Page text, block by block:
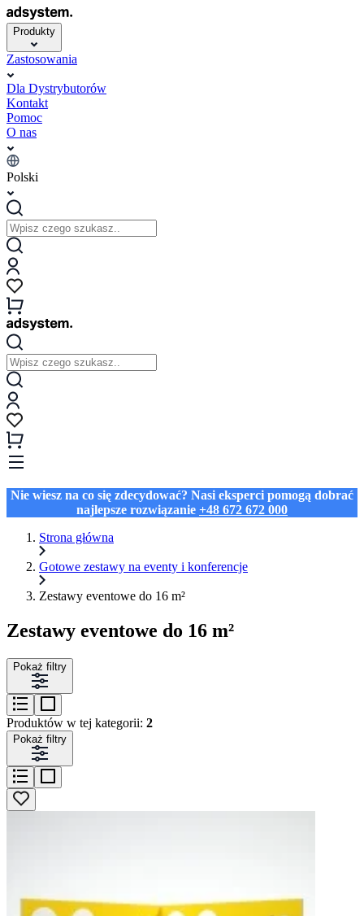
Produkty
Zastosowania
Dla Dystrybutorów
Kontakt
Pomoc
O nas
Polski
Nie wiesz na co się zdecydować? Nasi eksperci pomogą dobrać
najlepsze rozwiązanie +48 672 672 000
Strona główna
Gotowe zestawy na eventy i konferencje
Zestawy eventowe do 16 m²
Zestawy eventowe do 16 m²
Pokaż filtry
Produktów w tej kategorii: 2
Pokaż filtry